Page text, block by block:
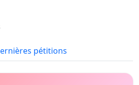
pétitions